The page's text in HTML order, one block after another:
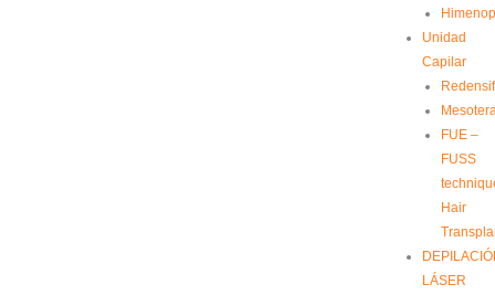
Unidad
Capilar
FUE –
FUSS
Hair
LÁSER